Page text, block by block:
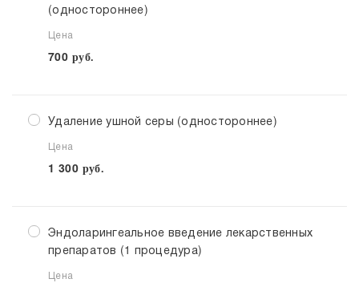
(одностороннее)
Цена
700 руб.
Удаление ушной серы (одностороннее)
Цена
1 300 руб.
Эндоларингеальное введение лекарственных
препаратов (1 процедура)
Цена